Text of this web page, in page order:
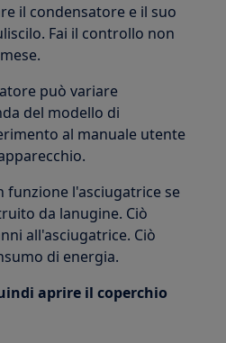
il condensatore e il suo
Fai il controllo non
può variare
del modello di
al manuale utente
funzione l'asciugatrice se
da lanugine. Ciò
all'asciugatrice. Ciò
di energia.
aprire il coperchio